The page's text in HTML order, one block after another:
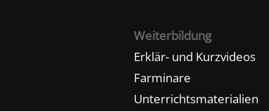
Weiterbildung
Erklär- und Kurzvideos
Farminare
Unterrichtsmaterialien